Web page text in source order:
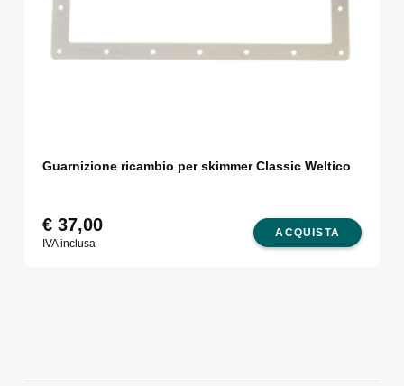
Guarnizione ricambio per skimmer Classic Weltico
ACQUISTA
€37,00
IVA inclusa